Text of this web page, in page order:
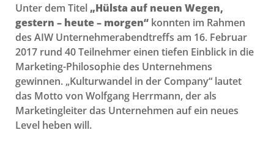
Unter dem Titel „Hülsta auf neuen Wegen,
gestern – heute – morgen“ konnten im Rahmen
des AIW Unternehmerabendtreffs am 16. Februar
2017 rund 40 Teilnehmer einen tiefen Einblick in die
Marketing-Philosophie des Unternehmens
gewinnen. „Kulturwandel in der Company“ lautet
das Motto von Wolfgang Herrmann, der als
Marketingleiter das Unternehmen auf ein neues
Level heben will.